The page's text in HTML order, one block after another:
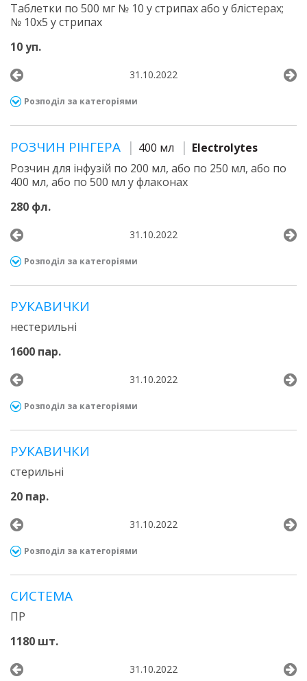
Таблетки по 500 мг № 10 у стрипах або у блістерах;
№ 10х5 у стрипах
10 уп.
31.10.2022
Розподіл за категоріями
РОЗЧИН РІНГЕРА 400 мл
Electrolytes
Розчин для інфузій по 200 мл, або по 250 мл, або по
400 мл, або по 500 мл у флаконах
280 фл.
31.10.2022
Розподіл за категоріями
РУКАВИЧКИ
нестерильні
1600 пар.
31.10.2022
Розподіл за категоріями
РУКАВИЧКИ
стерильні
20 пар.
31.10.2022
Розподіл за категоріями
СИСТЕМА
ПР
1180 шт.
31.10.2022